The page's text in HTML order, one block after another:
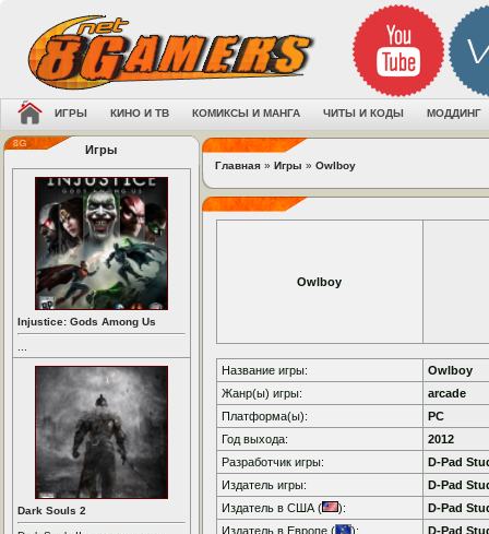
ИГРЫ КИНО И ТВ КОМИКСЫ И МАНГА ЧИТЫ И КОДЫ МОДДИНГ
Игры
Injustice: Gods Among Us
Dark Souls 2
Главная » Игры » Owlboy
Owlboy
Название игры:
Owlboy
Жанр(ы) игры:
arcade
Платформа(ы):
PC
Год выхода:
2012
Разработчик игры:
D-Pad
Издатель игры:
D-Pad
Издатель в США (
):
D-Pad
Издатель в Европе (
):
D-Pad